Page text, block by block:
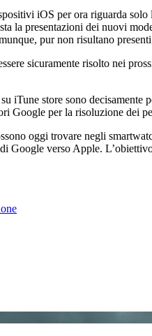
iOS per ora riguarda solo
la presentazioni dei nuovi
pur non risultano
sicuramente risolto nei
iTune store sono
Google per la risoluzione dei
oggi trovare negli
Google verso Apple.